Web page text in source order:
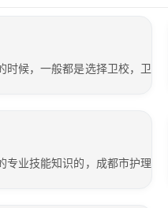
时候，一般都是选择卫校，卫
专业技能知识的，成都市护理